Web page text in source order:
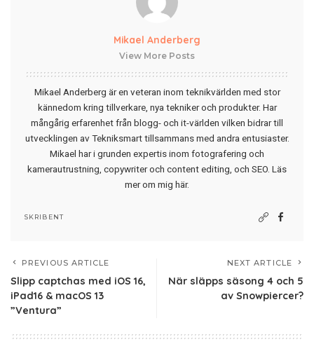
Mikael Anderberg
View More Posts
Mikael Anderberg är en veteran inom teknikvärlden med stor
kännedom kring tillverkare, nya tekniker och produkter. Har
mångårig erfarenhet från blogg- och it-världen vilken bidrar till
utvecklingen av Tekniksmart tillsammans med andra entusiaster.
Mikael har i grunden expertis inom fotografering och
kamerautrustning, copywriter och content editing, och SEO. Läs
mer om mig här.
SKRIBENT
PREVIOUS ARTICLE
Slipp captchas med iOS 16,
iPad16 & macOS 13
”Ventura”
NEXT ARTICLE
När släpps säsong 4 och 5
av Snowpiercer?